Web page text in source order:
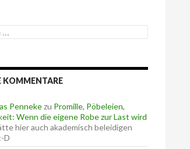
KOMMENTARE
Pennekezu Promille, Pöbeleien,
Wenn die eigene Robe zur Last wird
hier auch akademisch beleidigen
D